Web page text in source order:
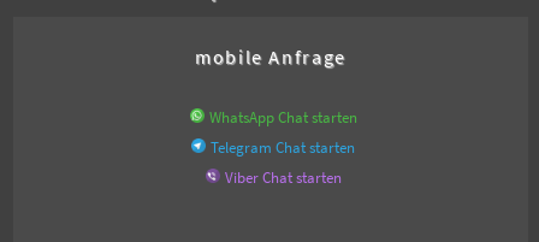
mobile Anfrage
WhatsApp Chat starten
Telegram Chat starten
Viber Chat starten